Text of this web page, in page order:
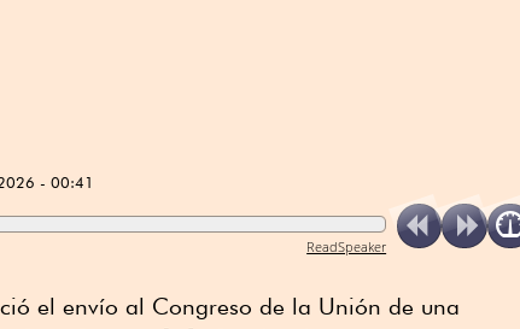
- 00:41
ReadSpeaker
el envío al Congreso de la Unión de una